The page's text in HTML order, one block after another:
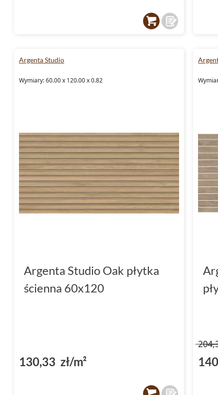
Argenta Studio
Wymiary: 60.00 x 120.00 x 0.82
Argenta Studio Oak płytka
ścienna 60x120
130,33 zł/m²